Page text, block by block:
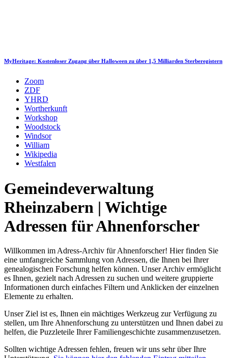
MyHeritage: Kostenloser Zugang über Halloween zu über 1,5 Milliarden Sterberegistern
Zoom
ZDF
YHRD
Wortherkunft
Workshop
Woodstock
Windsor
William
Wikipedia
Westfalen
Gemeindeverwaltung
Rheinzabern | Wichtige
Adressen für Ahnenforscher
Willkommen im Adress-Archiv für Ahnenforscher! Hier finden Sie
eine umfangreiche Sammlung von Adressen, die Ihnen bei Ihrer
genealogischen Forschung helfen können. Unser Archiv ermöglicht
es Ihnen, gezielt nach Adressen zu suchen und weitere gruppierte
Informationen durch einfaches Filtern und Anklicken der einzelnen
Elemente zu erhalten.
Unser Ziel ist es, Ihnen ein mächtiges Werkzeug zur Verfügung zu
stellen, um Ihre Ahnenforschung zu unterstützen und Ihnen dabei zu
helfen, die Puzzleteile Ihrer Familiengeschichte zusammenzusetzen.
Sollten wichtige Adressen fehlen, freuen wir uns sehr über Ihre